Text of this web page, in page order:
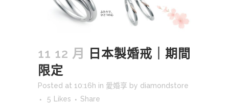
11 12 月
日本製婚戒｜期間
限定
Posted at 10:16h in 愛婚享 by diamondstore
5
Likes Share